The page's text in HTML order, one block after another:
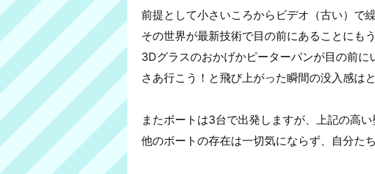
前提として小さいころからビデオ（古い）で
その世界が最新技術で目の前にあることにも
3Dグラスのおかげかピーターパンが目の前に
さあ行こう！と飛び上がった瞬間の没入感は
またボートは3台で出発しますが、上記の高
他のボートの存在は一切気にならず、自分た